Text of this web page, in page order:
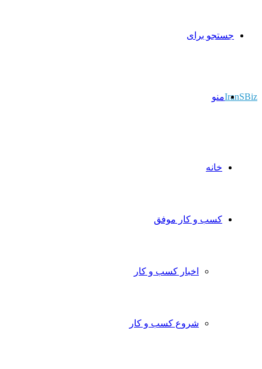
جستجو برای
IranSBizمنو
خانه
کسب و کار موفق
اخبار کسب و کار
شروع کسب و کار